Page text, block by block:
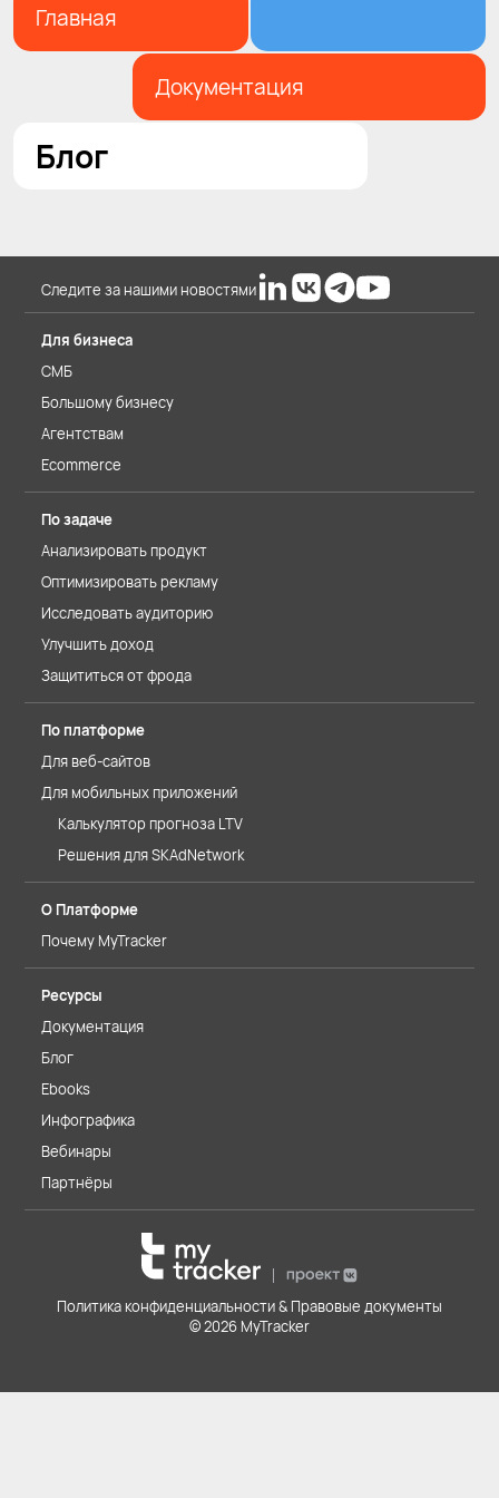
Главная
Документация
Блог
Следите за нашими новостями
Для бизнеса
СМБ
Большому бизнесу
Агентствам
Ecommerce
По задаче
Анализировать продукт
Оптимизировать рекламу
Исследовать аудиторию
Улучшить доход
Защититься от фрода
По платформе
Для веб-сайтов
Для мобильных приложений
Калькулятор прогноза LTV
Решения для SKAdNetwork
О Платформе
Почему MyTracker
Ресурсы
Документация
Блог
Ebooks
Инфографика
Вебинары
Партнёры
Политика конфиденциальности & Правовые документы
© 2026 MyTracker